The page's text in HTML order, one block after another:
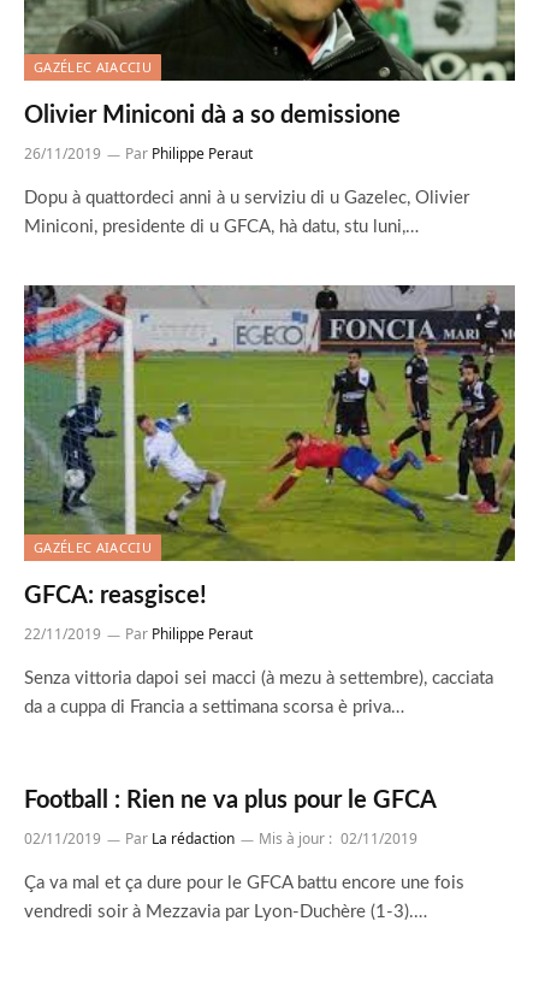
GAZÉLEC AIACCIU
Olivier Miniconi dà a so demissione
26/11/2019 Par Philippe Peraut
Dopu à quattordeci anni à u serviziu di u Gazelec, Olivier
Miniconi, presidente di u GFCA, hà datu, stu luni,…
GAZÉLEC AIACCIU
GFCA: reasgisce!
22/11/2019 Par Philippe Peraut
Senza vittoria dapoi sei macci (à mezu à settembre), cacciata
da a cuppa di Francia a settimana scorsa è priva…
Football : Rien ne va plus pour le GFCA
02/11/2019 Par La rédaction Mis à jour : 02/11/2019
Ça va mal et ça dure pour le GFCA battu encore une fois
vendredi soir à Mezzavia par Lyon-Duchère (1-3).…